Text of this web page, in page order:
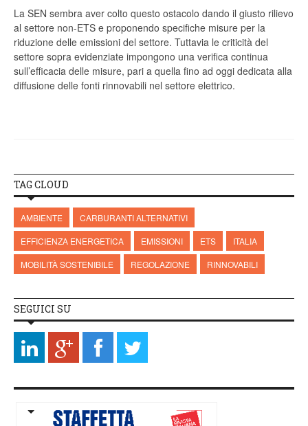
La SEN sembra aver colto questo ostacolo dando il giusto rilievo
al settore non-ETS e proponendo specifiche misure per la
riduzione delle emissioni del settore. Tuttavia le criticità del
settore sopra evidenziate impongono una verifica continua
sull’efficacia delle misure, pari a quella fino ad oggi dedicata alla
diffusione delle fonti rinnovabili nel settore elettrico.
TAG CLOUD
AMBIENTE
CARBURANTI ALTERNATIVI
EFFICIENZA ENERGETICA
EMISSIONI ETS
ITALIA
MOBILITÀ SOSTENIBILE
REGOLAZIONE RINNOVABILI
SEGUICI SU